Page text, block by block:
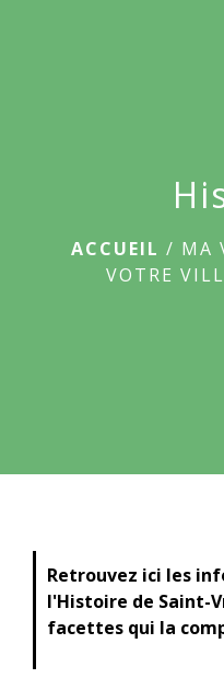
ACCUEIL / MA
VOTRE
Retrouvez ici les
l'Histoire de Saint-
facettes qui la